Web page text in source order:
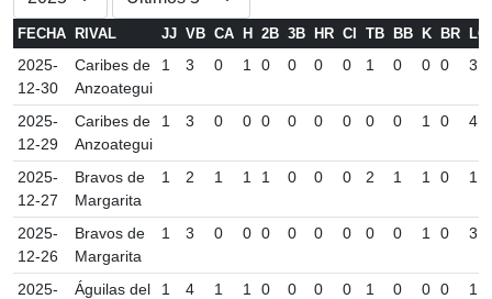
FECHA RIVAL JJ VB CA H 2B 3B HR CI TB BB K BR
2025-
12-30
Caribes de
Anzoategui
1 3 0 1 0 0 0 0 1 0 0 0 3
2025-
12-29
Caribes de
Anzoategui
1 3 0 0 0 0 0 0 0 0 1 0 4
2025-
12-27
Bravos de
Margarita
1 2 1 1 1 0 0 0 2 1 1 0 1
2025-
12-26
Bravos de
Margarita
1 3 0 0 0 0 0 0 0 0 1 0 3
2025-
Águilas del
1 4 1 1 0 0 0 0 1 0 0 0 1